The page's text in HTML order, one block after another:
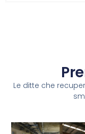
Le ditte che